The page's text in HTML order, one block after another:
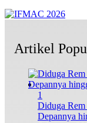
Artikel
1
Diduga
Depannya